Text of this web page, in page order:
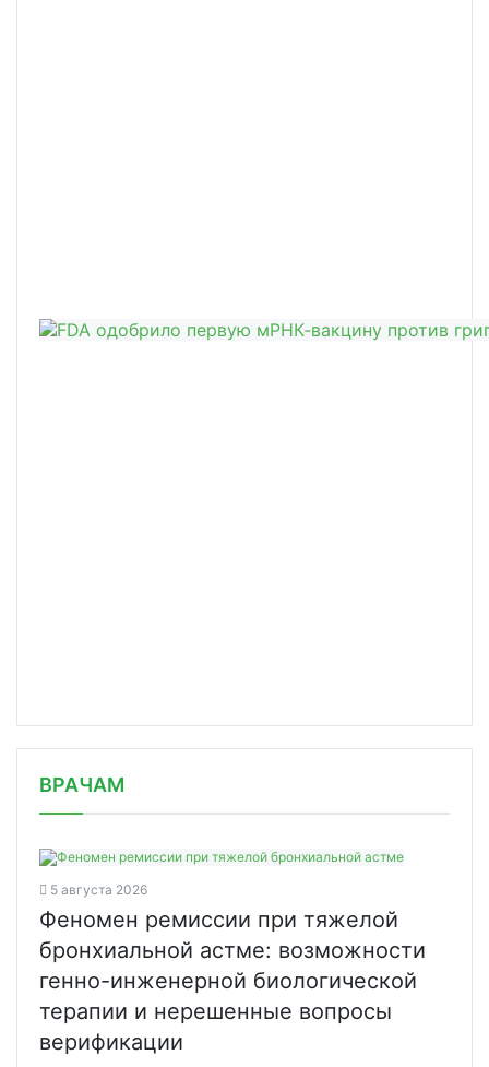
ВРАЧАМ
5 августа 2026
Феномен ремиссии при тяжелой
бронхиальной астме: возможности
генно-инженерной биологической
терапии и нерешенные вопросы
верификации